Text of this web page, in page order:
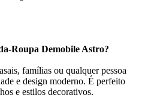
Roupa Demobile Astro?
famílias ou qualquer pessoa
e design moderno. É perfeito
e estilos decorativos.